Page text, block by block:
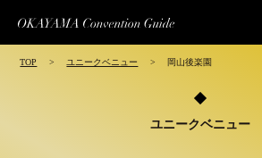
TOP ユニークベニュー 岡山後楽園
ユニークベニュー